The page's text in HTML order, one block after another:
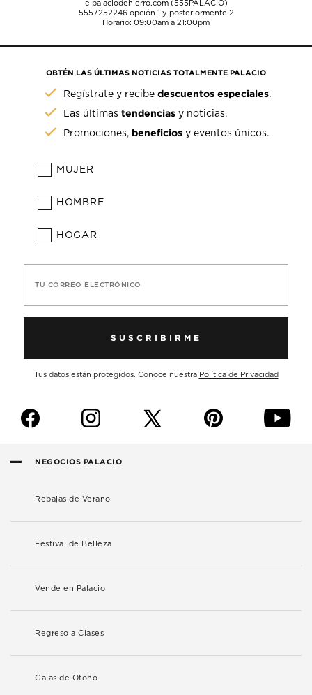
elpalaciodehierro.com (555PALACIO)
5557252246opción 1 y posteriormente 2
Horario: 09:00am a 21:00pm
OBTÉN LAS ÚLTIMAS NOTICIAS TOTALMENTE PALACIO
Regístrate y recibedescuentos especiales.
Las últimastendencias y noticias.
Promociones, beneficios y eventos únicos.
MUJER
HOMBRE
HOGAR
TU CORREO ELECTRÓNICO
SUSCRIBIRME
Tus datos están protegidos. Conoce nuestra Política de Privacidad
f i p y
NEGOCIOS PALACIO
Rebajas de Verano
Festival de Belleza
Vende en Palacio
Regreso a Clases
Galas de Otoño